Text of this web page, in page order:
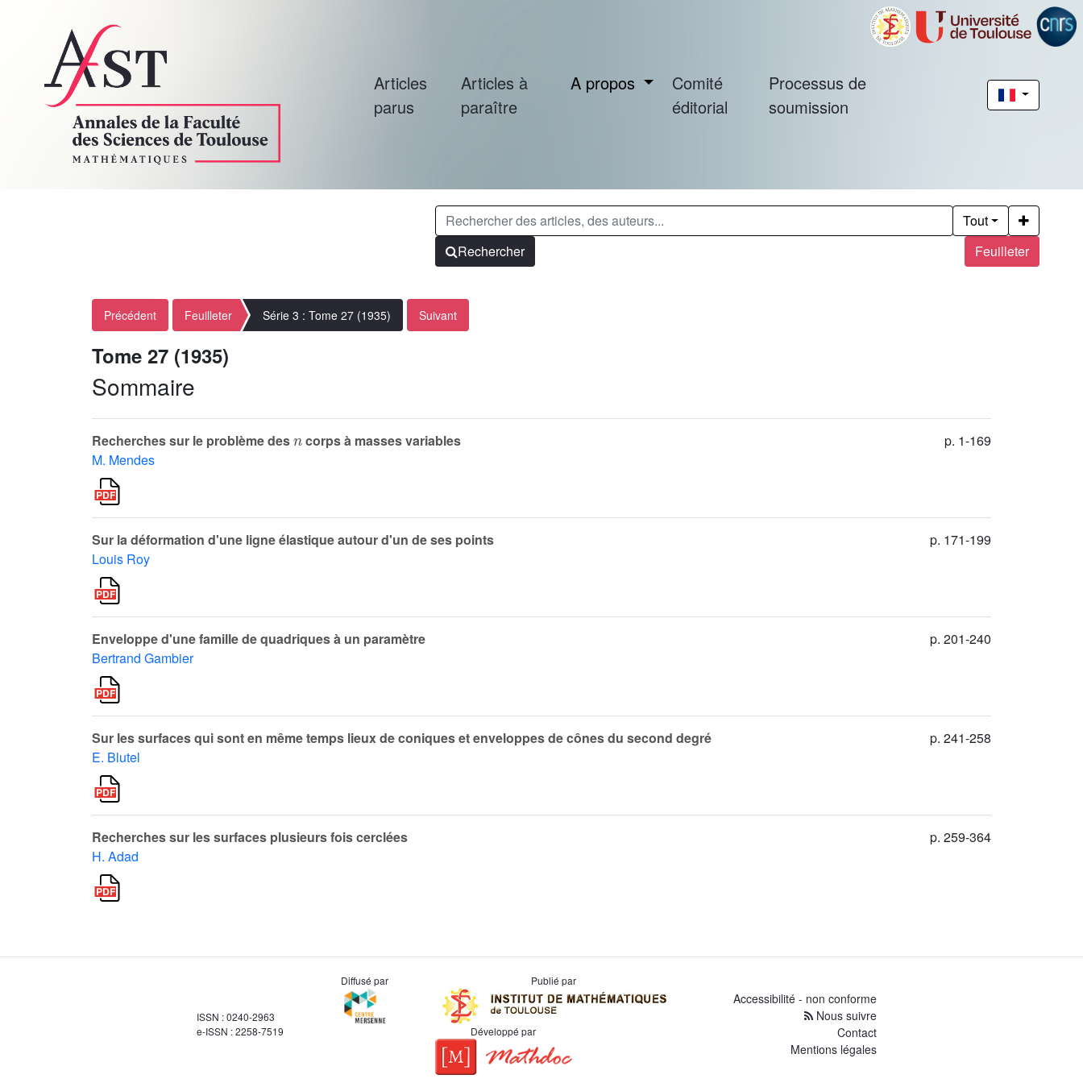
Articles
parus
Articles à
paraître
A propos
Comité
éditorial
Processus de
soumission
Feuilleter
Tout
Rechercher
Précédent Feuilleter Série 3 : Tome 27 (1935) Suivant
Tome 27 (1935)
Sommaire
Recherches sur le problème des
corps à masses variables
M. Mendes
p. 1-169
Sur la déformation d'une ligne élastique autour d'un de ses points
Louis Roy
p. 171-199
Enveloppe d'une famille de quadriques à un paramètre
Bertrand Gambier
p. 201-240
Sur les surfaces qui sont en même temps lieux de coniques et enveloppes de cônes du second degré
E. Blutel
p. 241-258
Recherches sur les surfaces plusieurs fois cerclées
H. Adad
p. 259-364
ISSN : 0240-2963
e-ISSN : 2258-7519
Diffusé par Publié par
Développé par
Accessibilité - non conforme
Nous suivre
Contact
Mentions légales